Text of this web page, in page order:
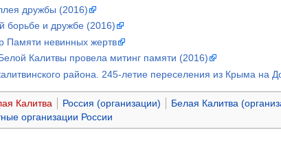
дружбы (2016)
борьбе и дружбе (2016)
Памяти невинных жертв
Калитвы провела митинг памяти (2016)
района. 245-летие переселения из Крыма на
Калитва Россия (организации) Белая Калитва
организации России